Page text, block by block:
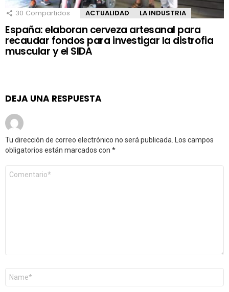
30 Compartidos ACTUALIDAD LA INDUSTRIA
España: elaboran cerveza artesanal para
recaudar fondos para investigar la distrofia
muscular y el SIDA
DEJA UNA RESPUESTA
Tu dirección de correo electrónico no será publicada.
Los campos
obligatorios están marcados con *
Comentario
Nombre